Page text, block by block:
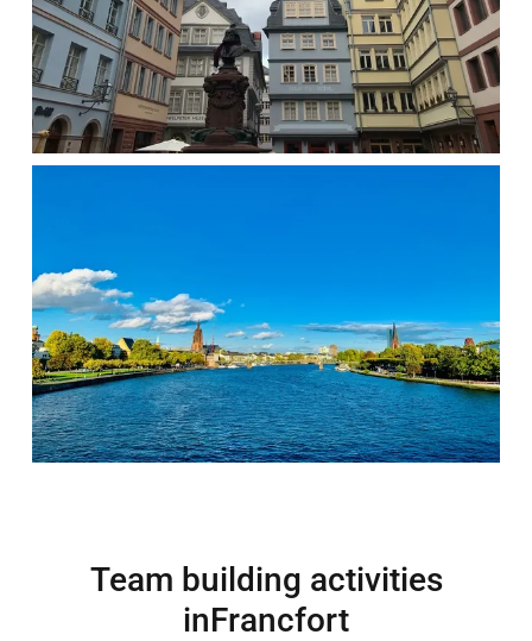
Team building activities
inFrancfort